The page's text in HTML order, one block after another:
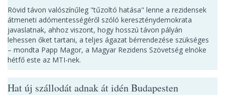
Rövid távon valószínűleg "tűzoltó hatása" lenne a rezidensek
átmeneti adómentességéről szóló kereszténydemokrata
javaslatnak, ahhoz viszont, hogy hosszú távon pályán
lehessen őket tartani, a teljes ágazat bérrendezése szükséges
– mondta Papp Magor, a Magyar Rezidens Szövetség elnöke
hétfő este az MTI-nek.
Hat új szállodát adnak át idén Budapesten